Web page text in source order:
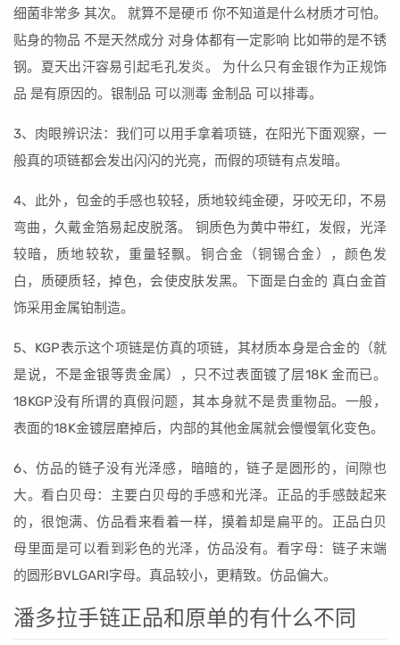
细菌非常多 其次。 就算不是硬币 你不知道是什么材质才可怕。
贴身的物品 不是天然成分 对身体都有一定影响 比如带的是不锈
钢。夏天出汗容易引起毛孔发炎。 为什么只有金银作为正规饰
品 是有原因的。银制品 可以测毒 金制品 可以排毒。
3、肉眼辨识法：我们可以用手拿着项链，在阳光下面观察，一
般真的项链都会发出闪闪的光亮，而假的项链有点发暗。
4、此外，包金的手感也较轻，质地较纯金硬，牙咬无印，不易
弯曲，久戴金箔易起皮脱落。 铜质色为黄中带红，发假，光泽
较暗，质地较软，重量轻飘。铜合金（铜锡合金），颜色发
白，质硬质轻，掉色，会使皮肤发黑。下面是白金的 真白金首
饰采用金属铂制造。
5、KGP表示这个项链是仿真的项链，其材质本身是合金的（就
是说，不是金银等贵金属），只不过表面镀了层18K 金而已。
18KGP没有所谓的真假问题，其本身就不是贵重物品。一般，
表面的18K金镀层磨掉后，内部的其他金属就会慢慢氧化变色。
6、仿品的链子没有光泽感，暗暗的，链子是圆形的，间隙也
大。看白贝母：主要白贝母的手感和光泽。正品的手感鼓起来
的，很饱满、仿品看来看着一样，摸着却是扁平的。正品白贝
母里面是可以看到彩色的光泽，仿品没有。看字母：链子末端
的圆形BVLGARI字母。真品较小，更精致。仿品偏大。
潘多拉手链正品和原单的有什么不同